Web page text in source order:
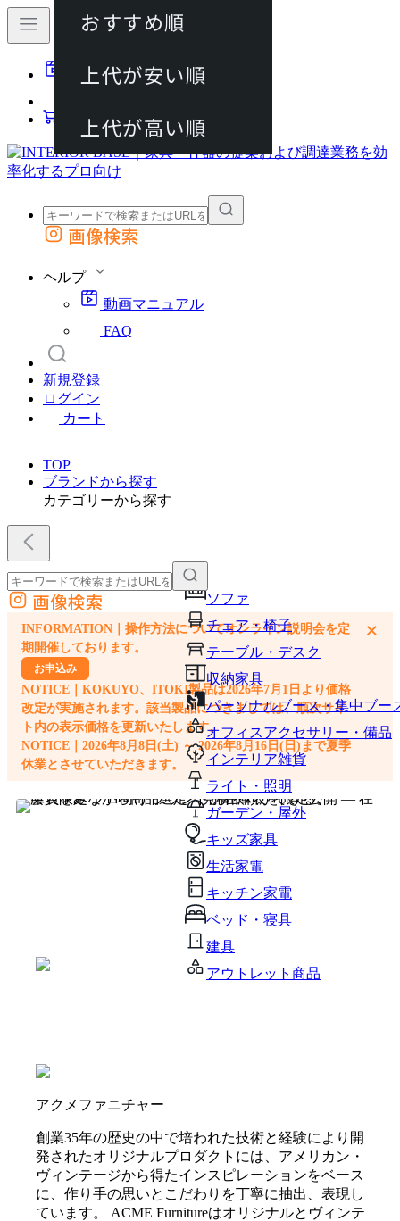
動画マニュアル
カート
外部サイトの商品をカートに追加
画像検索
ヘルプ
動画マニュアル
FAQ
新規登録
ログイン
カート
TOP
ブランドから探す
カテゴリーから探す
ソファ
チェア・椅子
テーブル・デスク
収納家具
パーソナルブース・集中ブー
オフィスアクセサリー・備品
インテリア雑貨
ライト・照明
ガーデン・屋外
キッズ家具
生活家電
キッチン家電
ベッド・寝具
建具
アウトレット商品
外部サイトの商品をカートに追加
他のサイトで見つけた商品ページのURLを貼り付けて、カートに追加できます
画像検索
INFORMATION｜操作方法についてオンライン説明会を定
期開催しております。
お申込み
NOTICE｜KOKUYO、ITOKI製品は2026年7月1日より価格
改定が実施されます。該当製品につきましては、順次サイ
ト内の表示価格を更新いたします。
NOTICE｜2026年8月8日(土) ～ 2026年8月16日(日)まで夏季
休業とさせていただきます。
×
アクメファニチャー
創業35年の歴史の中で培われた技術と経験により開
発されたオリジナルプロダクトには、アメリカン・
ヴィンテージから得たインスピレーションをベース
に、作り手の思いとこだわりを丁寧に抽出、表現し
ています。 ACME Furnitureはオリジナルとヴィンテ
おすすめ順
上代が安い順
上代が高い順